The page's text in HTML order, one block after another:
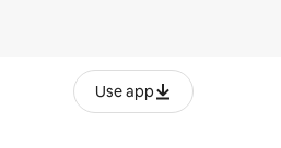
Use app